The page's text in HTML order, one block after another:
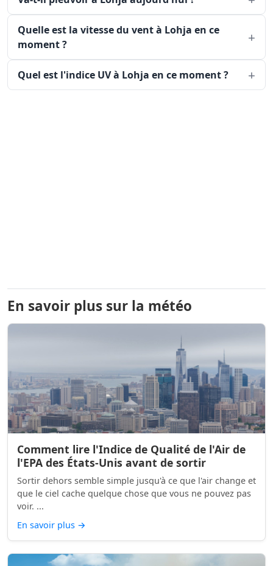
Quelle est la vitesse du vent à Lohja en ce
moment ?
Quel est l'indice UV à Lohja en ce moment ?
En savoir plus sur la météo
Comment lire l'Indice de Qualité de l'Air de
l'EPA des États-Unis avant de sortir
Sortir dehors semble simple jusqu'à ce que l'air change et
que le ciel cache quelque chose que vous ne pouvez pas
voir. ...
En savoir plus →